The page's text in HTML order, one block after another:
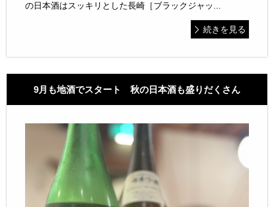
の日本酒はスッキリとした長崎［ブラックジャッ...
続きを見る
9月も地酒でスタート 秋の日本酒も盛りだくさん